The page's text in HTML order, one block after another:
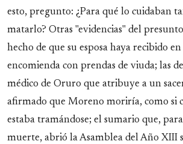
esto, pregunto: ¿Para qué lo cuidaban
matarlo? Otras "evidencias" del
hecho de que su esposa haya recibido en
encomienda con prendas de viuda; las
médico de Oruro que atribuye a un
afirmado que Moreno moriría, como si
estaba tramándose; el sumario que,
muerte, abrió la Asamblea del Año XIII